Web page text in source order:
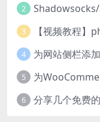
2
3
4 为网站侧栏添
5 为
6 分享几个免费